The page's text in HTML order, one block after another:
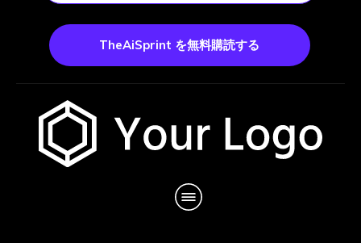
TheAiSprint を無料購読する